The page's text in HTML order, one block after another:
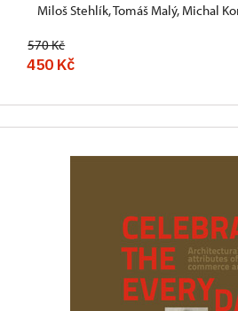
Miloš Stehlík, Tomáš Malý, Michal
570 Kč
450 Kč